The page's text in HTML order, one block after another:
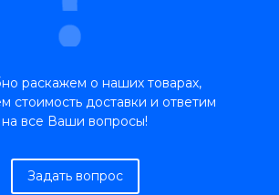
раскажем о наших товарах,
стоимость доставки и ответим
на все Ваши вопросы!
Задать вопрос